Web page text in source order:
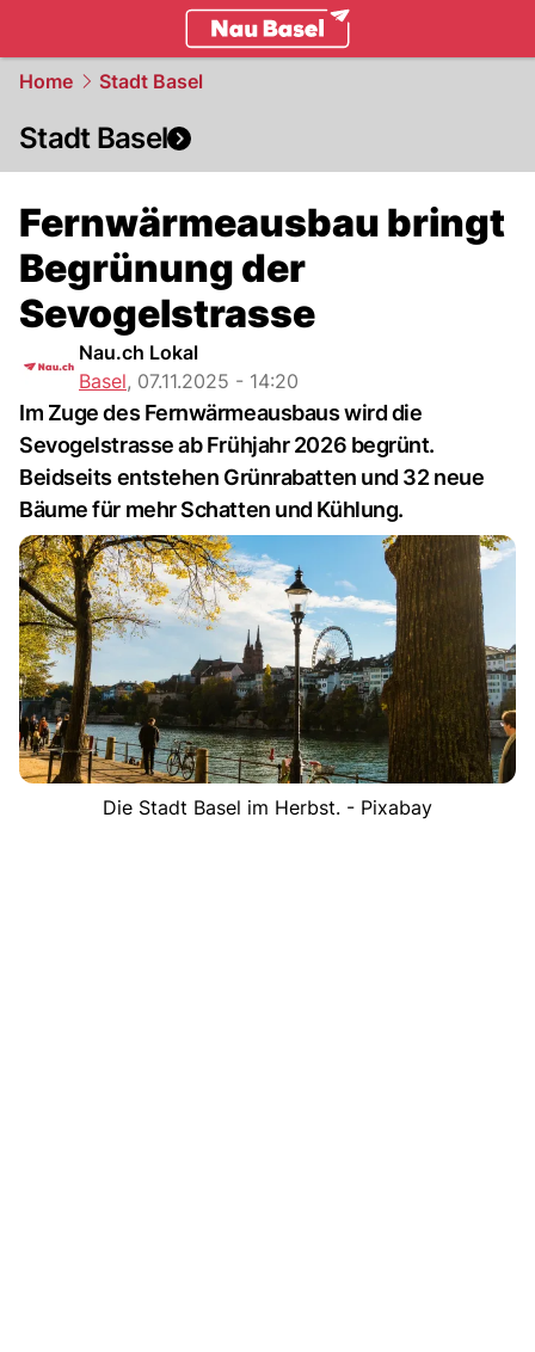
Home Stadt Basel
Stadt Basel
Fernwärmeausbau bringt
Begrünung der
Sevogelstrasse
Nau.ch Lokal
Basel, 07.11.2025 - 14:20
Im Zuge des Fernwärmeausbaus wird die
Sevogelstrasse ab Frühjahr 2026 begrünt.
Beidseits entstehen Grünrabatten und 32 neue
Bäume für mehr Schatten und Kühlung.
Die Stadt Basel im Herbst. - Pixabay